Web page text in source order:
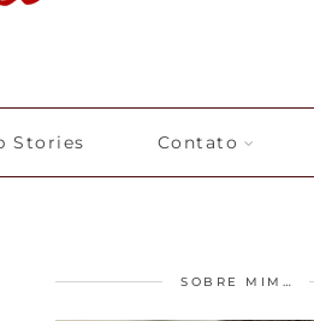
Stories Contato
SOBRE MIM…